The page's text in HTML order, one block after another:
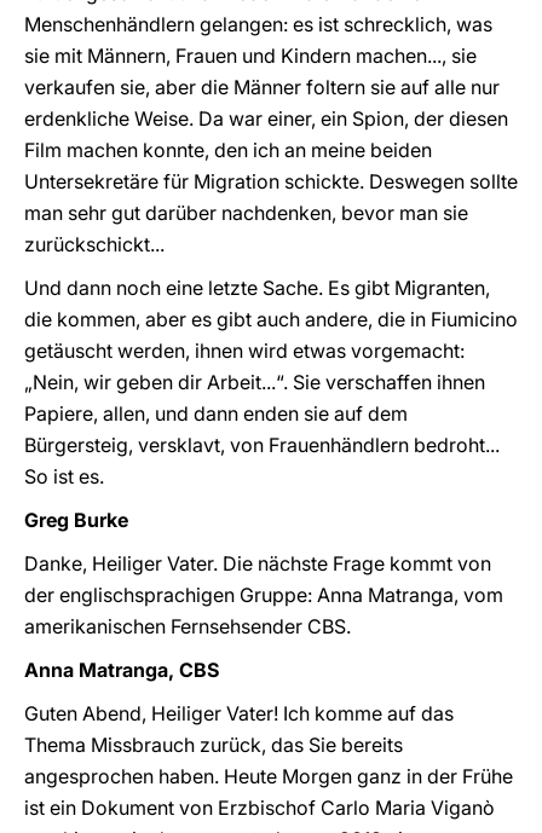
Menschenhändlern gelangen: es ist schrecklich, was
sie mit Männern, Frauen und Kindern machen..., sie
verkaufen sie, aber die Männer foltern sie auf alle nur
erdenkliche Weise. Da war einer, ein Spion, der diesen
Film machen konnte, den ich an meine beiden
Untersekretäre für Migration schickte. Deswegen sollte
man sehr gut darüber nachdenken, bevor man sie
zurückschickt...
Und dann noch eine letzte Sache. Es gibt Migranten,
die kommen, aber es gibt auch andere, die in Fiumicino
getäuscht werden, ihnen wird etwas vorgemacht:
„Nein, wir geben dir Arbeit...“. Sie verschaffen ihnen
Papiere, allen, und dann enden sie auf dem
Bürgersteig, versklavt, von Frauenhändlern bedroht...
So ist es.
Greg Burke
Danke, Heiliger Vater. Die nächste Frage kommt von
der englischsprachigen Gruppe: Anna Matranga, vom
amerikanischen Fernsehsender CBS.
Anna Matranga, CBS
Guten Abend, Heiliger Vater! Ich komme auf das
Thema Missbrauch zurück, das Sie bereits
angesprochen haben. Heute Morgen ganz in der Frühe
ist ein Dokument von Erzbischof Carlo Maria Viganò